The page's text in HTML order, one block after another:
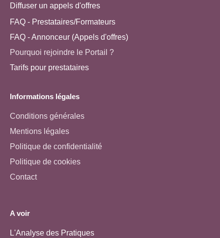
Diffuser un appels d'offres
FAQ - Prestataires/Formateurs
FAQ - Annonceur (Appels d'offres)
Pourquoi rejoindre le Portail ?
Tarifs pour prestataires
Informations légales
Conditions générales
Mentions légales
Politique de confidentialité
Politique de cookies
Contact
A voir
L'Analyse des Pratiques